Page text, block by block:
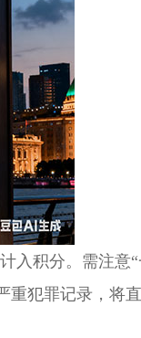
入积分。需注意
重犯罪记录，将